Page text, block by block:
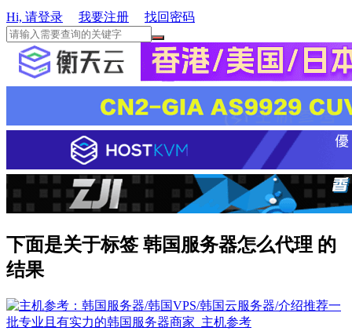
Hi, 请登录 我要注册 找回密码
下面是关于标签 韩国服务器怎么代理 的
结果